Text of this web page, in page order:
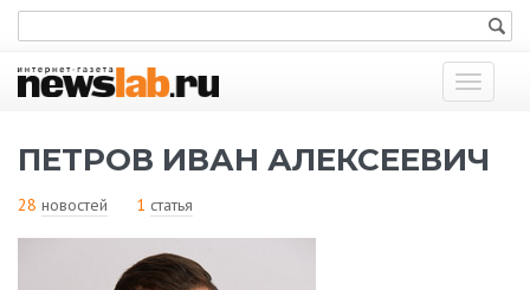
Показать
меню
ПЕТРОВ ИВАН АЛЕКСЕЕВИЧ
28 новостей 1 статья